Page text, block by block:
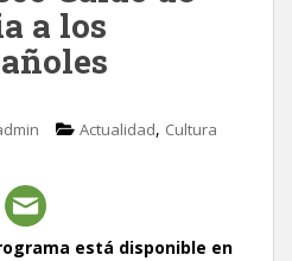
a los
Actualidad, Cultura
está disponible en